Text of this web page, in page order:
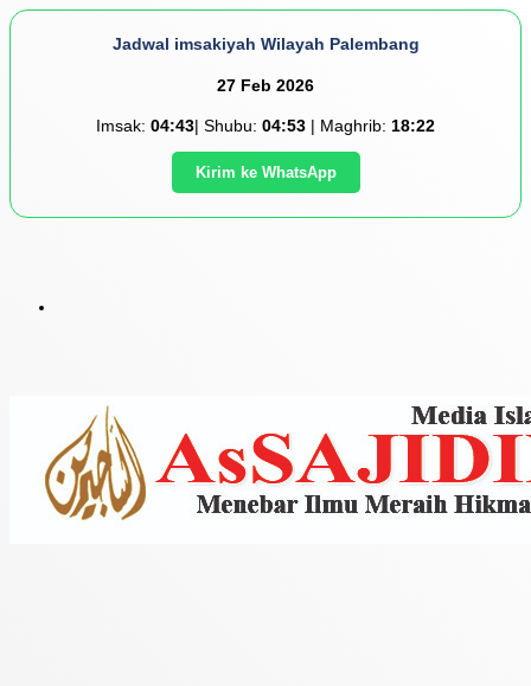
Jadwal imsakiyah Wilayah Palembang
27 Feb 2026
Imsak: 04:43| Shubu: 04:53 | Maghrib: 18:22
Kirim ke WhatsApp